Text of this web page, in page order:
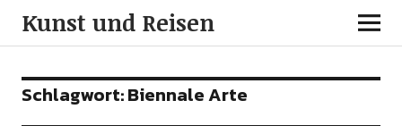
Kunst und Reisen
Schlagwort:Biennale Arte